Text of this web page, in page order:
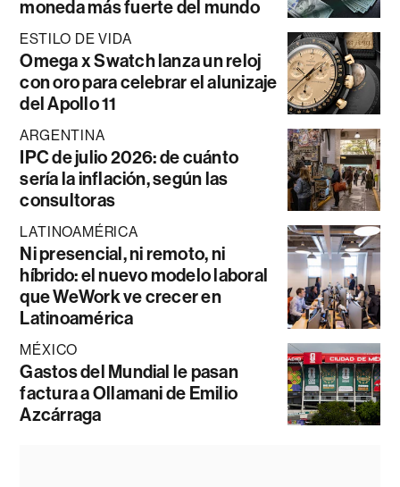
moneda más fuerte del mundo
ESTILO DE VIDA
Omega x Swatch lanza un reloj
con oro para celebrar el alunizaje
del Apollo 11
ARGENTINA
IPC de julio 2026: de cuánto
sería la inflación, según las
consultoras
LATINOAMÉRICA
Ni presencial, ni remoto, ni
híbrido: el nuevo modelo laboral
que WeWork ve crecer en
Latinoamérica
MÉXICO
Gastos del Mundial le pasan
factura a Ollamani de Emilio
Azcárraga